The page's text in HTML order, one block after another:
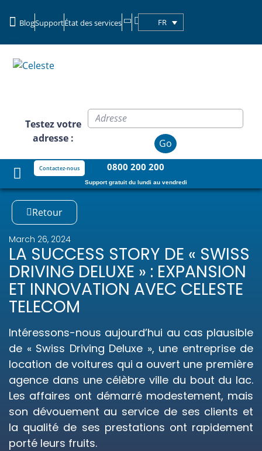
BlogSupportÉtat des services FR
Testez votre
adresse :
Go
Contactez-nous 0800 200 200
Support gratuit du lundi au vendredi
Retour
March 26, 2024
LA SUCCESS STORY DE « SWISS
DRIVING DELUXE » : EXPANSION
ET INNOVATION AVEC CELESTE
TELECOM
Intéressons-nous aujourd’hui au cas plausible
de « Swiss Driving Deluxe », une entreprise de
location de voitures qui a ouvert une première
agence dans une célèbre ville du bout du lac.
Les affaires ont démarré modestement, mais
son dévouement au service de ses clients et
la qualité de ses prestations ont rapidement
porté leurs fruits.